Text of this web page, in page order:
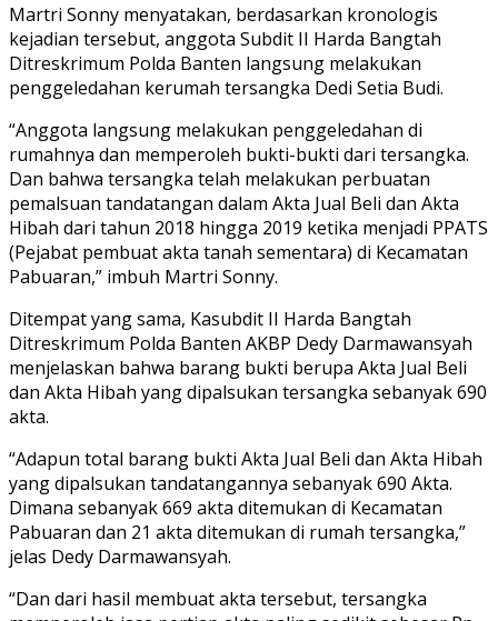
Martri Sonny menyatakan, berdasarkan kronologis
kejadian tersebut, anggota Subdit II Harda Bangtah
Ditreskrimum Polda Banten langsung melakukan
penggeledahan kerumah tersangka Dedi Setia Budi.
“Anggota langsung melakukan penggeledahan di
rumahnya dan memperoleh bukti-bukti dari tersangka.
Dan bahwa tersangka telah melakukan perbuatan
pemalsuan tandatangan dalam Akta Jual Beli dan Akta
Hibah dari tahun 2018 hingga 2019 ketika menjadi PPATS
(Pejabat pembuat akta tanah sementara) di Kecamatan
Pabuaran,” imbuh Martri Sonny.
Ditempat yang sama, Kasubdit II Harda Bangtah
Ditreskrimum Polda Banten AKBP Dedy Darmawansyah
menjelaskan bahwa barang bukti berupa Akta Jual Beli
dan Akta Hibah yang dipalsukan tersangka sebanyak 690
akta.
“Adapun total barang bukti Akta Jual Beli dan Akta Hibah
yang dipalsukan tandatangannya sebanyak 690 Akta.
Dimana sebanyak 669 akta ditemukan di Kecamatan
Pabuaran dan 21 akta ditemukan di rumah tersangka,”
jelas Dedy Darmawansyah.
“Dan dari hasil membuat akta tersebut, tersangka